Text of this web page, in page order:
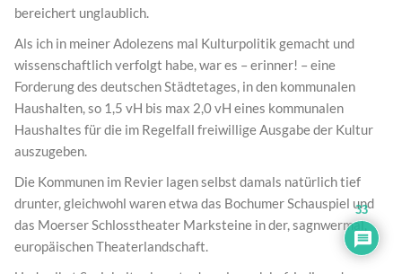
bereichert unglaublich.
Als ich in meiner Adolezens mal Kulturpolitik gemacht und
wissenschaftlich verfolgt habe, war es – erinner! – eine
Forderung des deutschen Städtetages, in den kommunalen
Haushalten, so 1,5 vH bis max 2,0 vH eines kommunalen
Haushaltes für die im Regelfall freiwillige Ausgabe der Kultur
auszugeben.
Die Kommunen im Revier lagen selbst damals natürlich tief
drunter, gleichwohl waren etwa das Bochumer Schauspiel und
das Moerser Schlosstheater Marksteine in der, sagnwermal,
europäischen Theaterlandschaft.
33